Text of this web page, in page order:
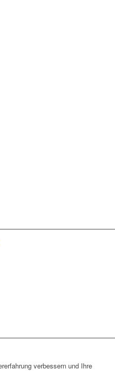
verbessern und Ihre